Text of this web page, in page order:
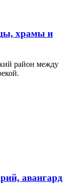
храмы и
район между
авангард